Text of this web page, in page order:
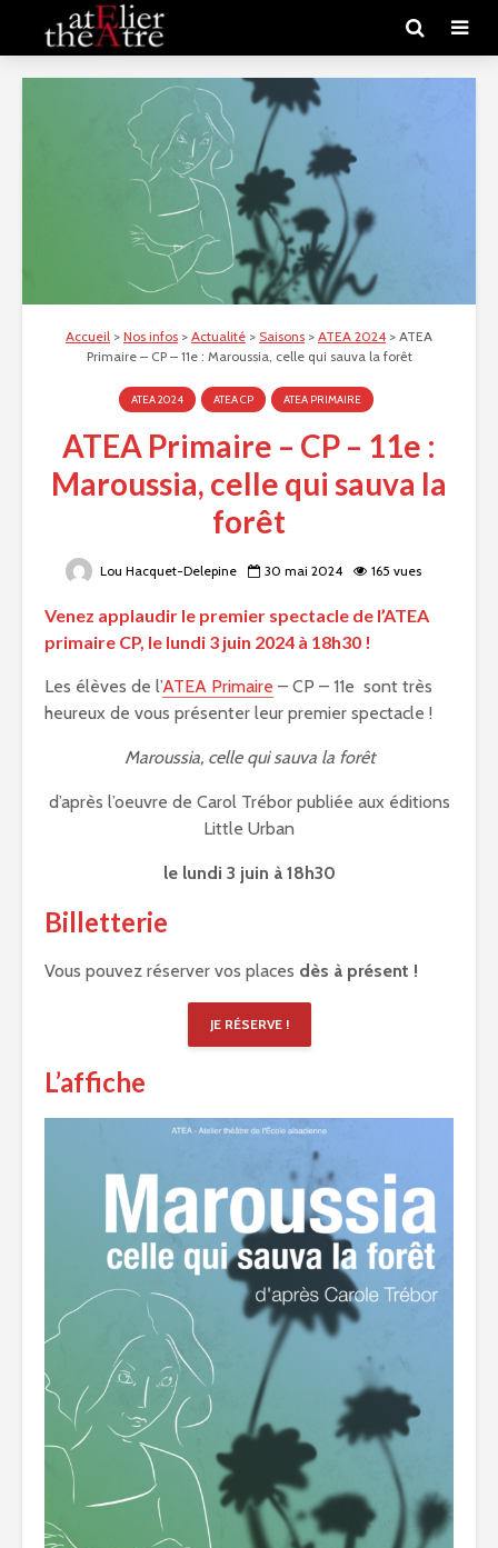
Accueil > Nos infos > Actualité > Saisons > ATEA 2024 > ATEA
Primaire – CP – 11e : Maroussia, celle qui sauva la forêt
ATEA 2024 ATEA CP ATEA PRIMAIRE
ATEA Primaire – CP – 11e :
Maroussia, celle qui sauva la
forêt
Lou Hacquet-Delepine 30 mai 2024 165 vues
Venez applaudir le premier spectacle de l’ATEA
primaire CP, le lundi 3 juin 2024 à 18h30 !
Les élèves de l’ATEA Primaire – CP – 11e sont très
heureux de vous présenter leur premier spectacle !
Maroussia, celle qui sauva la forêt
d’après l’oeuvre de Carol Trébor publiée aux éditions
Little Urban
le lundi 3 juin à 18h30
Billetterie
Vous pouvez réserver vos places dès à présent !
JE RÉSERVE !
L’affiche